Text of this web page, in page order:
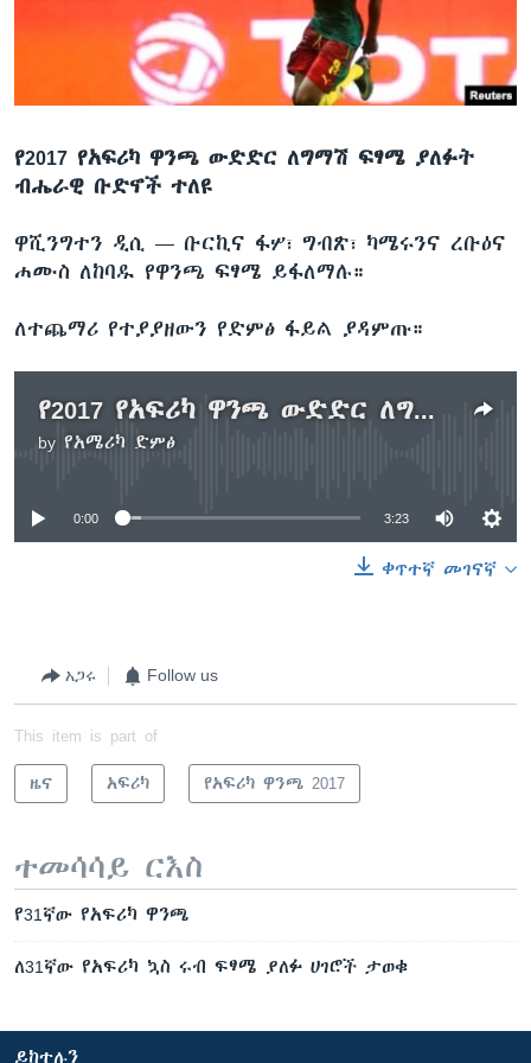
የ2017 የአፍሪካ ዋንጫ ውድድር ለግማሽ ፍፃሜ ያለፉት
ብሔራዊ ቡድኖች ተለዩ
ዋሺንግተን ዲሲ — ቡርኪና ፋሦ፣ ግብጽ፣ ካሜሩንና ረቡዕና
ሐሙስ ለከባዱ የዋንጫ ፍፃሜ ይፋለማሉ።
ለተጨማሪ የተያያዘውን የድምፅ ፋይል ያዳምጡ።
የ2017 የአፍሪካ ዋንጫ ውድድር ለግማሽ ፍፃሜ ያለፉት ብሔራዊ ቡድኖች ተለዩ
by የአሜሪካ ድምፅ
No media source currently available
0:00 3:23
ቀጥተኛ መገናኛ
አጋሩ Follow us
This item is part of
ዜና አፍሪካ የአፍሪካ ዋንጫ 2017
ተመሳሳይ ርእስ
የ31ኛው የአፍሪካ ዋንጫ
ለ31ኛው የአፍሪካ ኳስ ሩብ ፍፃሜ ያለፉ ሀገሮች ታወቁ
ይከተሉን